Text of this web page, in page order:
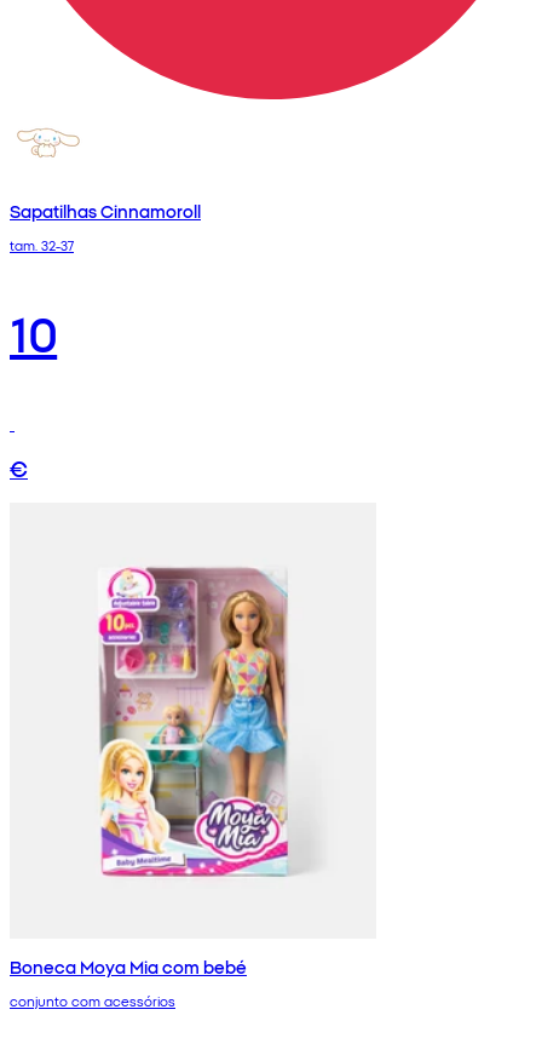
Sapatilhas Cinnamoroll
tam. 32-37
10
€
Boneca Moya Mia com bebé
conjunto com acessórios